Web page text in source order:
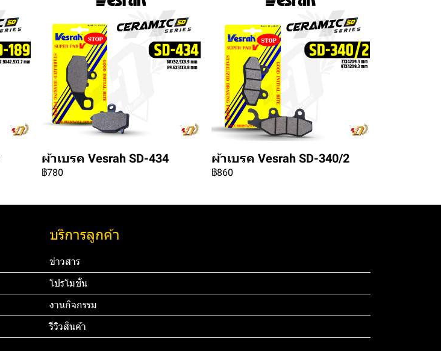
ผ้าเบรค Vesrah SD-434
฿780
ผ้าเบรค Vesrah SD-340/2
฿860
บริการลูกค้า
ข่าวสาร
โปรโมชั่น
งานกิจกรรม
รีวิวสินค้า